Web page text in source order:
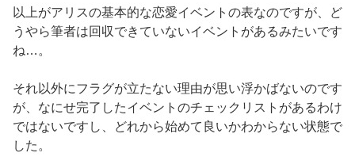
以上がアリスの基本的な恋愛イベントの表なのですが、ど
うやら筆者は回収できていないイベントがあるみたいです
ね…。
それ以外にフラグが立たない理由が思い浮かばないのです
が、なにせ完了したイベントのチェックリストがあるわけ
ではないですし、どれから始めて良いかわからない状態で
した。